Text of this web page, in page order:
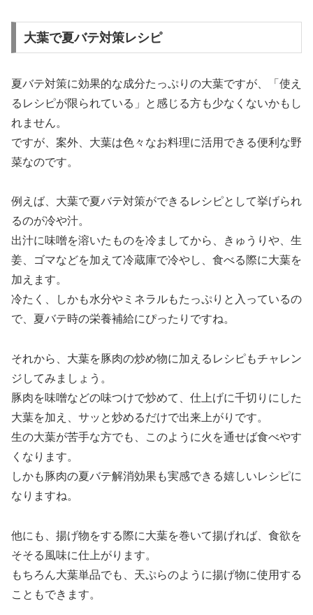
大葉で夏バテ対策レシピ
夏バテ対策に効果的な成分たっぷりの大葉ですが、「使え
るレシピが限られている」と感じる方も少なくないかもし
れません。
ですが、案外、大葉は色々なお料理に活用できる便利な野
菜なのです。
例えば、大葉で夏バテ対策ができるレシピとして挙げられ
るのが冷や汁。
出汁に味噌を溶いたものを冷ましてから、きゅうりや、生
姜、ゴマなどを加えて冷蔵庫で冷やし、食べる際に大葉を
加えます。
冷たく、しかも水分やミネラルもたっぷりと入っているの
で、夏バテ時の栄養補給にぴったりですね。
それから、大葉を豚肉の炒め物に加えるレシピもチャレン
ジしてみましょう。
豚肉を味噌などの味つけで炒めて、仕上げに千切りにした
大葉を加え、サッと炒めるだけで出来上がりです。
生の大葉が苦手な方でも、このように火を通せば食べやす
くなります。
しかも豚肉の夏バテ解消効果も実感できる嬉しいレシピに
なりますね。
他にも、揚げ物をする際に大葉を巻いて揚げれば、食欲を
そそる風味に仕上がります。
もちろん大葉単品でも、天ぷらのように揚げ物に使用する
こともできます。